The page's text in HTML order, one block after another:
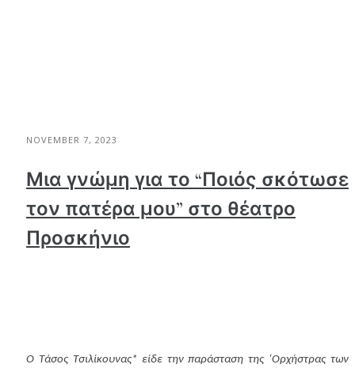
NOVEMBER 7, 2023
Μια γνώμη για το “Ποιός σκότωσε
τον πατέρα μου” στο θέατρο
Προσκήνιο
Ο Τάσος Τσιλίκουνας* είδε την παράσταση της ‘Ορχήστρας των